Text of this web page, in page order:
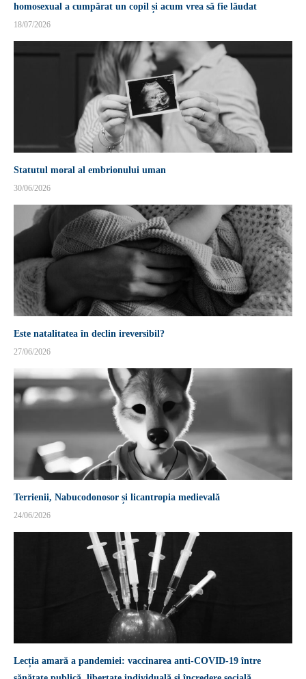
homosexual a cumpărat un copil și acum vrea să fie lăudat
18/07/2026
Statutul moral al embrionului uman
30/06/2026
Este natalitatea în declin ireversibil?
27/06/2026
Terrienii, Nabucodonosor și licantropia medievală
24/06/2026
Lecția amară a pandemiei: vaccinarea anti-COVID-19 între